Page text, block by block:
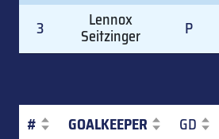
3 Lennox
Seitzinger P
# GOALKEEPER GD